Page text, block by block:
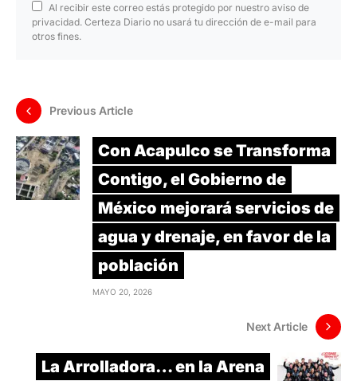
Al recibir este correo estás protegido por nuestro aviso de
privacidad. Certeza Diario no usará tu dirección de e-mail para
otros fines.
Previous Article
Con Acapulco se Transforma
Contigo, el Gobierno de
México mejorará servicios de
agua y drenaje, en favor de la
población
MAYO 20, 2026
Next Article
La Arrolladora… en la Arena